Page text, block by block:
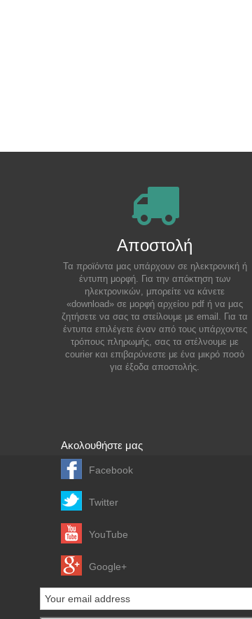
Αποστολή
Τα προϊόντα μας υπάρχουν σε ηλεκτρονική ή
έντυπη μορφή. Για την απόκτηση των
ηλεκτρονικών, μπορείτε να κάνετε
«download» σε μορφή αρχείου pdf ή να μας
ζητήσετε να σας τα στείλουμε με email. Για τα
έντυπα επιλέγετε έναν από τους υπάρχοντες
τρόπους πληρωμής, σας τα στέλνουμε με
courier και επιβαρύνεστε με ένα μικρό ποσό
για έξοδα αποστολής.
Aκολουθήστε μας
Facebook
Twitter
YouTube
Google+